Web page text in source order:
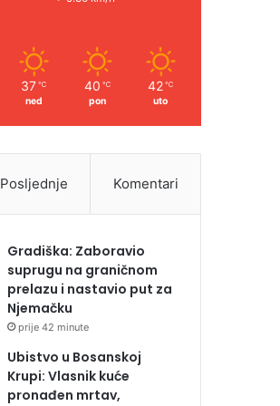
37 ℃
ned
40 ℃
pon
42 ℃
uto
Posljednje Komentari
Gradiška: Zaboravio
suprugu na graničnom
prelazu i nastavio put za
Njemačku
prije 42 minute
Ubistvo u Bosanskoj
Krupi: Vlasnik kuće
pronađen mrtav,